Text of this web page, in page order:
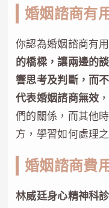
婚姻諮商有
你認為婚姻諮商有
的橋樑，讓兩邊的
響思考及判斷，而
代表婚姻諮商無效
們的關係，而其他
方，學習如何處理
婚姻諮商費
林威廷身心精神科